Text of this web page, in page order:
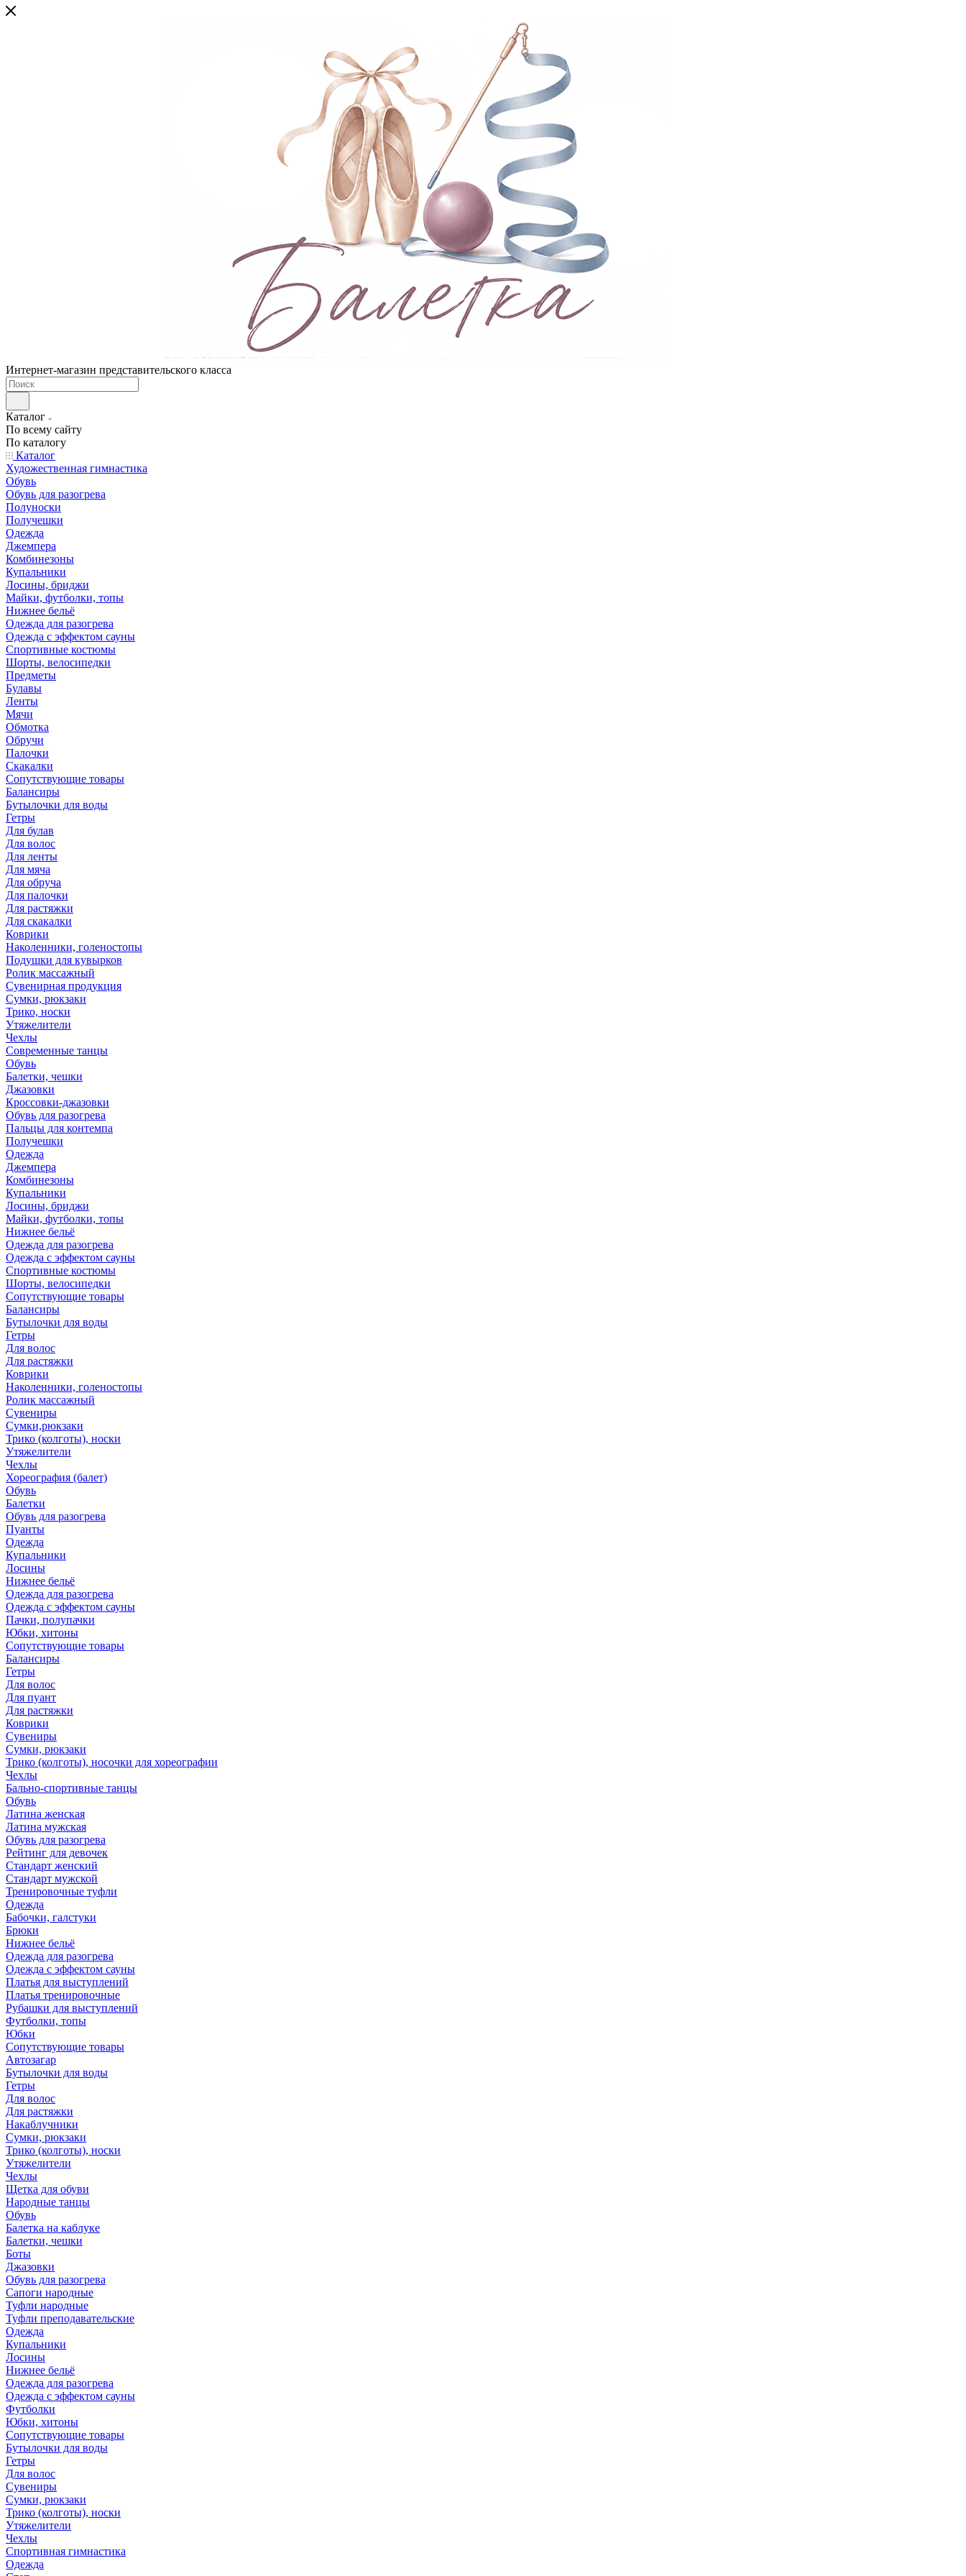
Интернет-магазин представительского класса
Каталог
По всему сайту
По каталогу
Каталог
Художественная гимнастика
Обувь
Обувь для разогрева
Полуноски
Получешки
Одежда
Джемпера
Комбинезоны
Купальники
Лосины, бриджи
Майки, футболки, топы
Нижнее бельё
Одежда для разогрева
Одежда с эффектом сауны
Спортивные костюмы
Шорты, велосипедки
Предметы
Булавы
Ленты
Мячи
Обмотка
Обручи
Палочки
Скакалки
Сопутствующие товары
Балансиры
Бутылочки для воды
Гетры
Для булав
Для волос
Для ленты
Для мяча
Для обруча
Для палочки
Для растяжки
Для скакалки
Коврики
Наколенники, голеностопы
Подушки для кувырков
Ролик массажный
Сувенирная продукция
Сумки, рюкзаки
Трико, носки
Утяжелители
Чехлы
Современные танцы
Обувь
Балетки, чешки
Джазовки
Кроссовки-джазовки
Обувь для разогрева
Пальцы для контемпа
Получешки
Одежда
Джемпера
Комбинезоны
Купальники
Лосины, бриджи
Майки, футболки, топы
Нижнее бельё
Одежда для разогрева
Одежда с эффектом сауны
Спортивные костюмы
Шорты, велосипедки
Сопутствующие товары
Балансиры
Бутылочки для воды
Гетры
Для волос
Для растяжки
Коврики
Наколенники, голеностопы
Ролик массажный
Сувениры
Сумки,рюкзаки
Трико (колготы), носки
Утяжелители
Чехлы
Хореография (балет)
Обувь
Балетки
Обувь для разогрева
Пуанты
Одежда
Купальники
Лосины
Нижнее бельё
Одежда для разогрева
Одежда с эффектом сауны
Пачки, полупачки
Юбки, хитоны
Сопутствующие товары
Балансиры
Гетры
Для волос
Для пуант
Для растяжки
Коврики
Сувениры
Сумки, рюкзаки
Трико (колготы), носочки для хореографии
Чехлы
Бально-спортивные танцы
Обувь
Латина женская
Латина мужская
Обувь для разогрева
Рейтинг для девочек
Стандарт женский
Стандарт мужской
Тренировочные туфли
Одежда
Бабочки, галстуки
Брюки
Нижнее бельё
Одежда для разогрева
Одежда с эффектом сауны
Платья для выступлений
Платья тренировочные
Рубашки для выступлений
Футболки, топы
Юбки
Сопутствующие товары
Автозагар
Бутылочки для воды
Гетры
Для волос
Для растяжки
Накаблучники
Сумки, рюкзаки
Трико (колготы), носки
Утяжелители
Чехлы
Щетка для обуви
Народные танцы
Обувь
Балетка на каблуке
Балетки, чешки
Боты
Джазовки
Обувь для разогрева
Сапоги народные
Туфли народные
Туфли преподавательские
Одежда
Купальники
Лосины
Нижнее бельё
Одежда для разогрева
Одежда с эффектом сауны
Футболки
Юбки, хитоны
Сопутствующие товары
Бутылочки для воды
Гетры
Для волос
Сувениры
Сумки, рюкзаки
Трико (колготы), носки
Утяжелители
Чехлы
Спортивная гимнастика
Одежда